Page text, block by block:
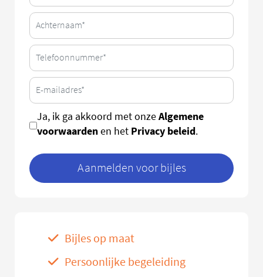
Ja, ik ga akkoord met onzeAlgemene
voorwaardenen het Privacy beleid.
Aanmelden voor bijles
Bijles op maat
Persoonlijke begeleiding